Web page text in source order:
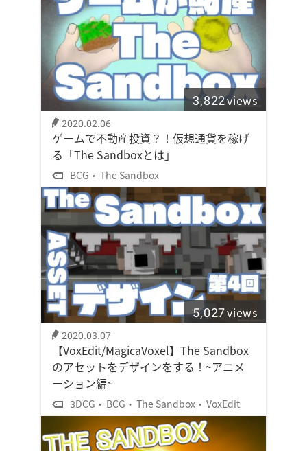
3,822views
2020.02.06
ゲームで不動産投資？！仮想通貨を稼げ
る「The Sandboxとは」
BCG The Sandbox
5,027views
2020.03.07
【VoxEdit/MagicaVoxel】The Sandbox
のアセットをデザインをする！~アニメ
ーション編~
3DCG BCG The Sandbox VoxEdit